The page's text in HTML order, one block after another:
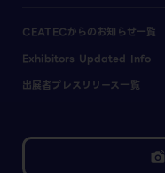
CEATECからのお知らせ一覧
Exhibitors Updated Info
出展者プレスリリース一覧
linked_camera